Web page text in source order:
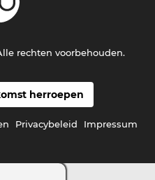
herroepen
Privacybeleid Impressum
rechten voorbehouden.